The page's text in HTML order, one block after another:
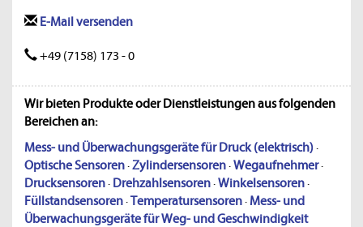
E-Mail versenden
+49 (7158) 173 - 0
Wir bieten Produkte oder Dienstleistungen aus folgenden
Bereichen an:
Mess- und Überwachungsgeräte für Druck (elektrisch)·
Optische Sensoren·Zylindersensoren·Wegaufnehmer·
Drucksensoren· Drehzahlsensoren·Winkelsensoren·
Füllstandsensoren·Temperatursensoren· Mess- und
Überwachungsgeräte für Weg- und Geschwindigkeit